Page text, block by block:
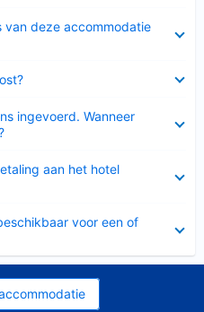
van deze accommodatie
ingevoerd. Wanneer
aan het hotel
voor een of